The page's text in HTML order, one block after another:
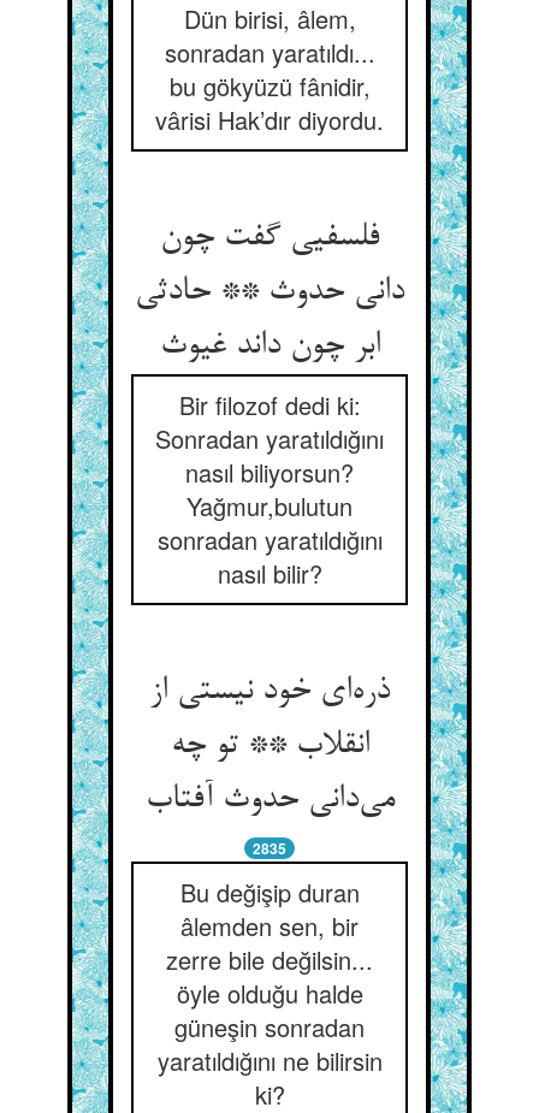
Dün birisi, âlem,
sonradan yaratıldı...
bu gökyüzü fânidir,
vârisi Hak’dır diyordu.
فلسفیی گفت چون
دانی حدوث ** حادثی
ابر چون داند غیوث
Bir filozof dedi ki:
Sonradan yaratıldığını
nasıl biliyorsun?
Yağmur,bulutun
sonradan yaratıldığını
nasıl bilir?
ذره‌ای خود نیستی از
انقلاب ** تو چه
می‌دانی حدوث آفتاب
2835
Bu değişip duran
âlemden sen, bir
zerre bile değilsin...
öyle olduğu halde
güneşin sonradan
yaratıldığını ne bilirsin
ki?